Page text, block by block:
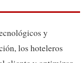
y
los hoteleros